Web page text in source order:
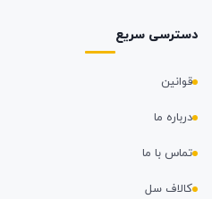
دسترسی سریع
قوانین
درباره ما
تماس با ما
کالاف سل